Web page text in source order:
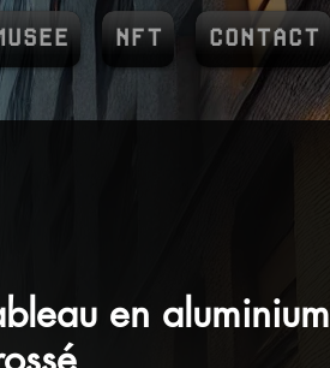
NFT CONTACT
en aluminium